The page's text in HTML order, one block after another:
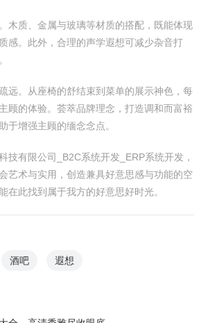
木质、金属与玻璃等材质的搭配，既能体现
感。此外，合理的声学遐想可减少杂音打
远。从座椅的舒结束到菜单的展示神色，每
顾的体验。荟萃品牌理念，打造调和而富裕
于增强主顾的缅念念点。
技有限公司_B2C系统开发_ERP系统开发，
艺术与实用，创造兼具好意思感与功能的空
在此找到属于我方的好意思好时光。
酒吧 遐想